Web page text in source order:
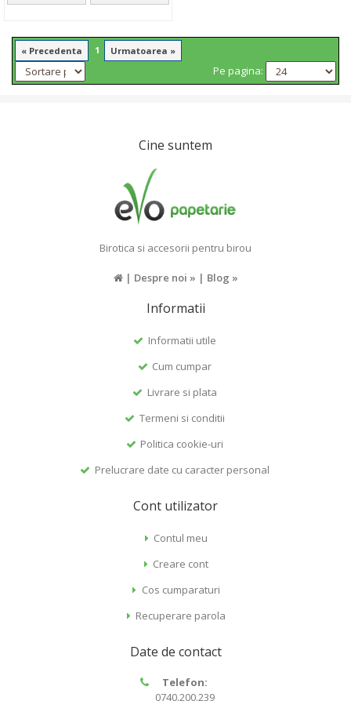
« Precedenta 1 Urmatoarea »
Pe pagina:
Cine suntem
Birotica si accesorii pentru birou
| Despre noi » | Blog »
Informatii
Informatii utile
Cum cumpar
Livrare si plata
Termeni si conditii
Politica cookie-uri
Prelucrare date cu caracter personal
Cont utilizator
Contul meu
Creare cont
Cos cumparaturi
Recuperare parola
Date de contact
Telefon:
0740.200.239